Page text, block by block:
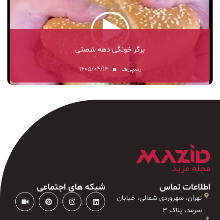
رسپی‌ها ۱۴۰۵/۰۴/۱۴
برگر خونگی دهه شصتی
مجله مزید
اطلاعات تماس
تهران، سهروردی شمالی، خیابان
سرمد، پلاک ۳
شبکه های اجتماعی